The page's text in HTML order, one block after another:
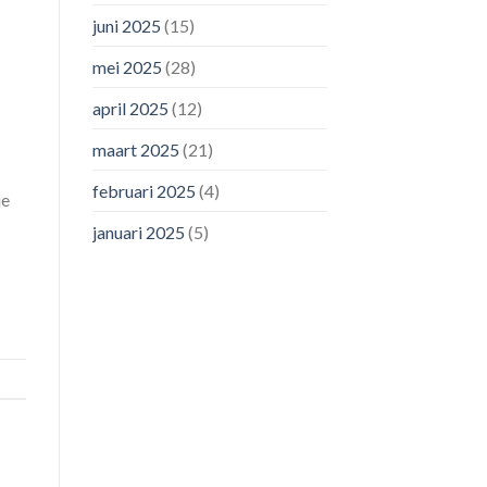
juni 2025 (15)
mei 2025 (28)
april 2025 (12)
maart 2025 (21)
februari 2025 (4)
januari 2025 (5)